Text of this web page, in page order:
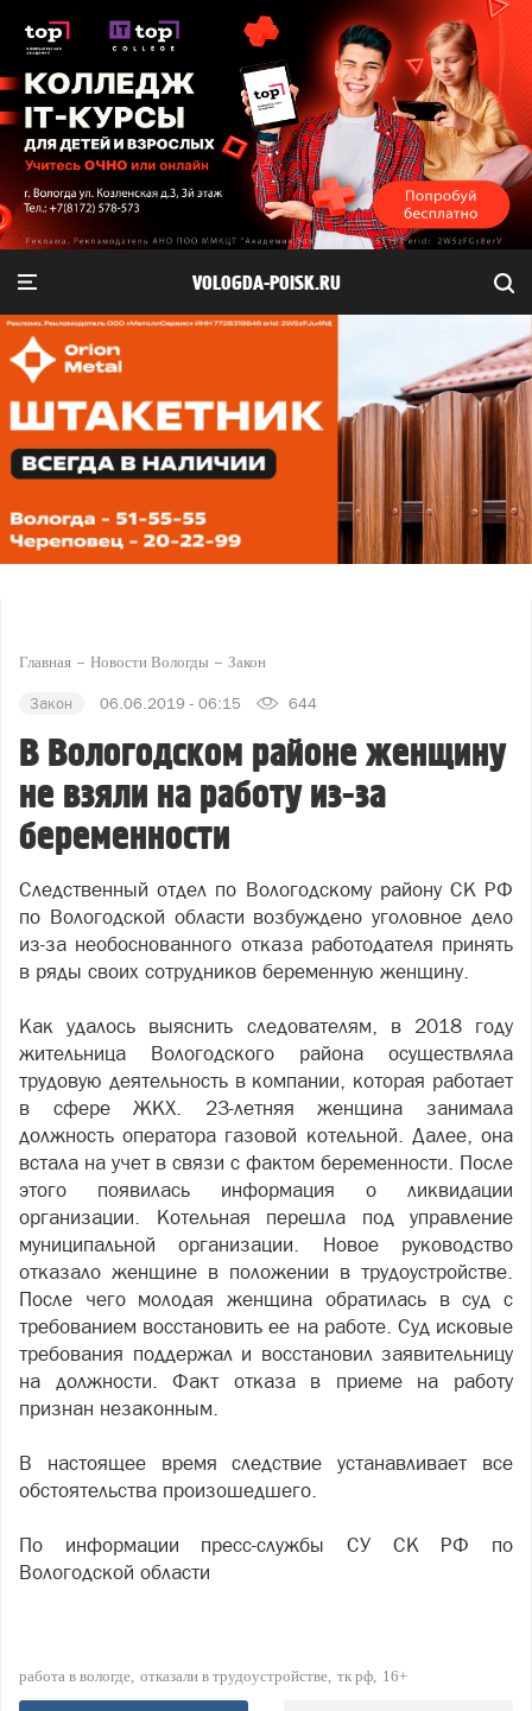
VOLOGDA-POISK.RU
Главная Новости Вологды Закон
Закон 06.06.2019 - 06:15 644
В Вологодском районе женщину
не взяли на работу из-за
беременности
Следственный отдел по Вологодскому району СК РФ
по Вологодской области возбуждено уголовное дело
из-за необоснованного отказа работодателя принять
в ряды своих сотрудников беременную женщину.
Как удалось выяснить следователям, в 2018 году
жительница Вологодского района осуществляла
трудовую деятельность в компании, которая работает
в сфере ЖКХ. 23-летняя женщина занимала
должность оператора газовой котельной. Далее, она
встала на учет в связи с фактом беременности. После
этого появилась информация о ликвидации
организации. Котельная перешла под управление
муниципальной организации. Новое руководство
отказало женщине в положении в трудоустройстве.
После чего молодая женщина обратилась в суд с
требованием восстановить ее на работе. Суд исковые
требования поддержал и восстановил заявительницу
на должности. Факт отказа в приеме на работу
признан незаконным.
В настоящее время следствие устанавливает все
обстоятельства произошедшего.
По информации пресс-службы СУ СК РФ по
Вологодской области
работа в вологде отказали в трудоустройстве тк рф 16+